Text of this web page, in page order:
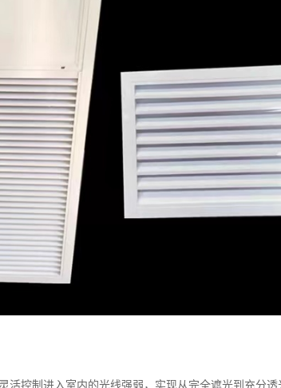
活控制进入室内的光线强弱，实现从完全遮光到充分透